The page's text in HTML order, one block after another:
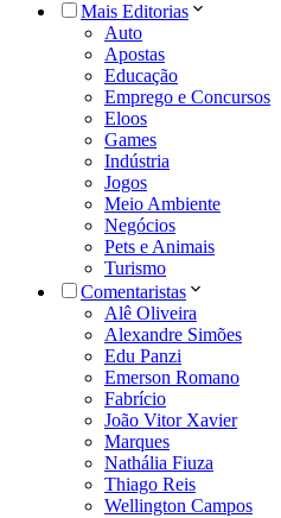
Mais Editorias
Auto
Apostas
Educação
Emprego e Concursos
Eloos
Games
Indústria
Jogos
Meio Ambiente
Negócios
Pets e Animais
Turismo
Comentaristas
Alê Oliveira
Alexandre Simões
Edu Panzi
Emerson Romano
Fabrício
João Vitor Xavier
Marques
Nathália Fiuza
Thiago Reis
Wellington Campos